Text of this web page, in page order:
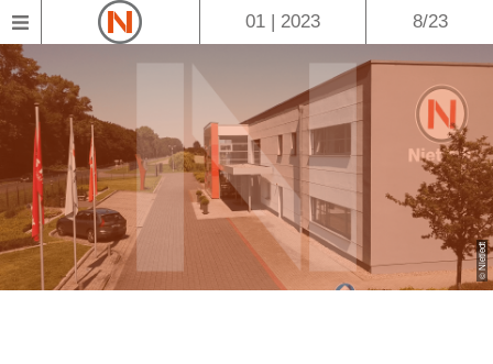
01 | 2023 8/23
© Nietiedt